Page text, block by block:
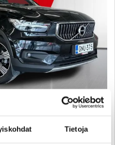
Tietoja
korotonta ja kulutonta
auto! / Pilot assist / LED /